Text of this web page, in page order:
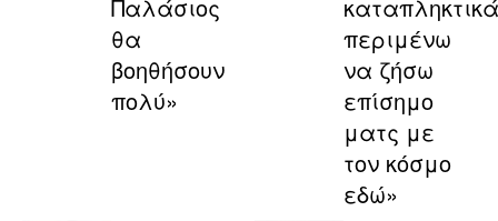
Παλάσιος
θα
βοηθήσουν
πολύ»
περιμένω
να ζήσω
επίσημο
ματς με
τον κόσμο
εδώ»